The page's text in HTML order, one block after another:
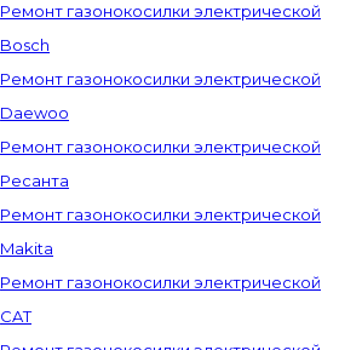
Ремонт газонокосилки электрической
Bosch
Ремонт газонокосилки электрической
Daewoo
Ремонт газонокосилки электрической
Ресанта
Ремонт газонокосилки электрической
Makita
Ремонт газонокосилки электрической
CAT